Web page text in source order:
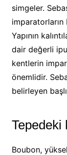
simgeler.
Yapının
dair değerli
kentlerin
önemlidir.
belirleyen
Tepedeki
Boubon,